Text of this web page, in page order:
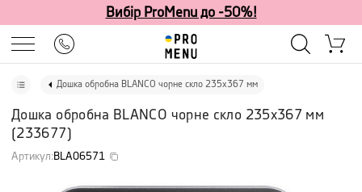
Вибір ProMenu до -50%!
Дошка обробна BLANCO чорне скло 235х367 мм
Дошка обробна BLANCO чорне скло 235х367 мм
(233677)
Артикул:BLA06571